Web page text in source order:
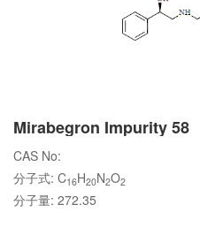
Mirabegron Impurity 58
CAS No:
分子式: C16H20N2O2
分子量: 272.35